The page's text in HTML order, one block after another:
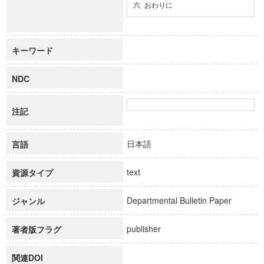
六 おわりに
キーワード
NDC
注記
言語 日本語
資源タイプ text
ジャンル Departmental Bulletin Paper
著者版フラグ publisher
関連DOI